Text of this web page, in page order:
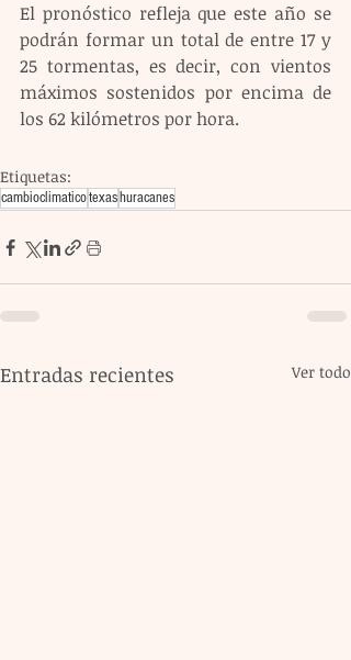
El pronóstico refleja que este año se
podrán formar un total de entre 17 y
25 tormentas, es decir, con vientos
máximos sostenidos por encima de
los 62 kilómetros por hora.
Etiquetas:
cambioclimaticotexashuracanes
Entradas recientes Ver todo